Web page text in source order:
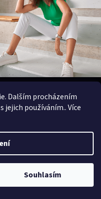
Dalším procházením
jejich používáním.. Více
Souhlasím